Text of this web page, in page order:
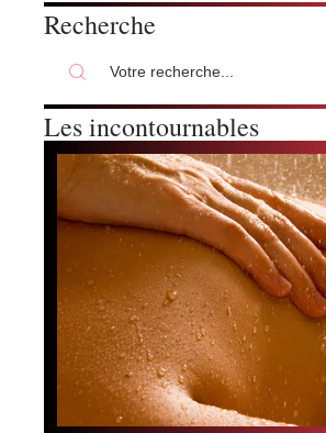
Recherche
Les incontournables